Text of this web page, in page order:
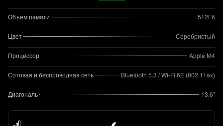
Объем памяти 512Гб
Цвет Серебристый
Процессор Apple M4
Сотовая и беспроводная сеть Bluetooth 5.3 / Wi-Fi 6E (802.11ax)
Диагональ 13.6"